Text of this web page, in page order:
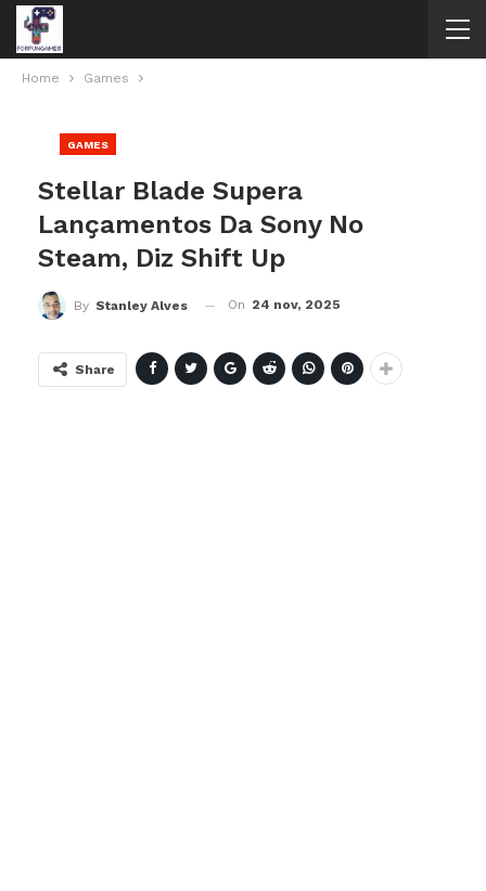
Home Games
GAMES
Stellar Blade Supera
Lançamentos Da Sony No
Steam, Diz Shift Up
By Stanley Alves On 24 nov, 2025
Share